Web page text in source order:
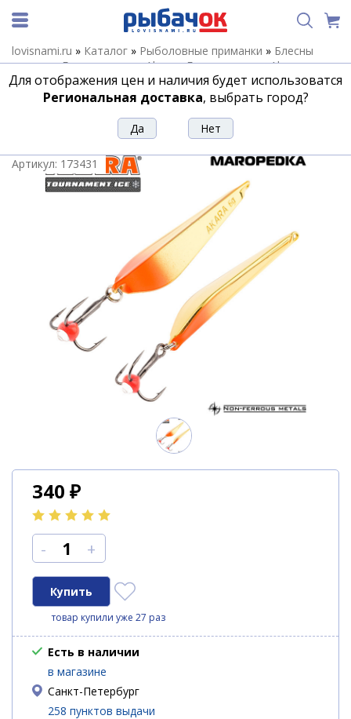
lovisnami.ru » Каталог » Рыболовные приманки » Блесны
зимние»Блесны зимние Akara»Блесны зимние Akara
Maropedka»Блесна зимняя Akara Maropedka (Маропедка)
Tournament Ice 30-3/GO
Блесна зимняя Akara Maropedka
(Маропедка) Tournament Ice 30-3/GO
Артикул: 173431
340 ₽
- +
товар купили уже 27 раз
Есть в наличии
в магазине
Санкт-Петербург
258 пунктов выдачи
Для отображения цен и наличия будет использоватся
Региональная доставка, выбрать город?